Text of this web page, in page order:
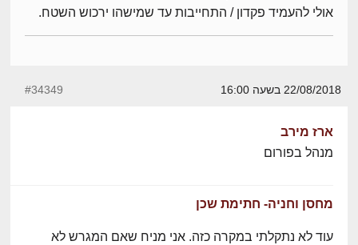
אולי להעמיד פקדון / התחייבות עד שמישהו ירכוש השטח.
22/08/2018 בשעה 16:00 #34349
ארז מירב
מנהל בפורום
מחסן וחניה- חתימת שכן
עוד לא נתקלתי במקרה כזה. אני מניח שאם המגרש לא